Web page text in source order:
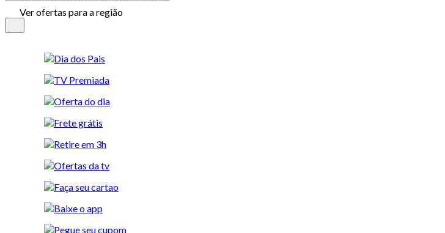
Ver ofertas para a região